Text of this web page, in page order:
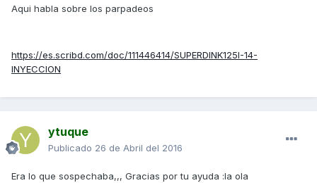
Aqui habla sobre los parpadeos
https://es.scribd.com/doc/111446414/SUPERDINK125I-14-
INYECCION
ytuque
Publicado 26 de Abril del 2016
Era lo que sospechaba,,, Gracias por tu ayuda :la ola